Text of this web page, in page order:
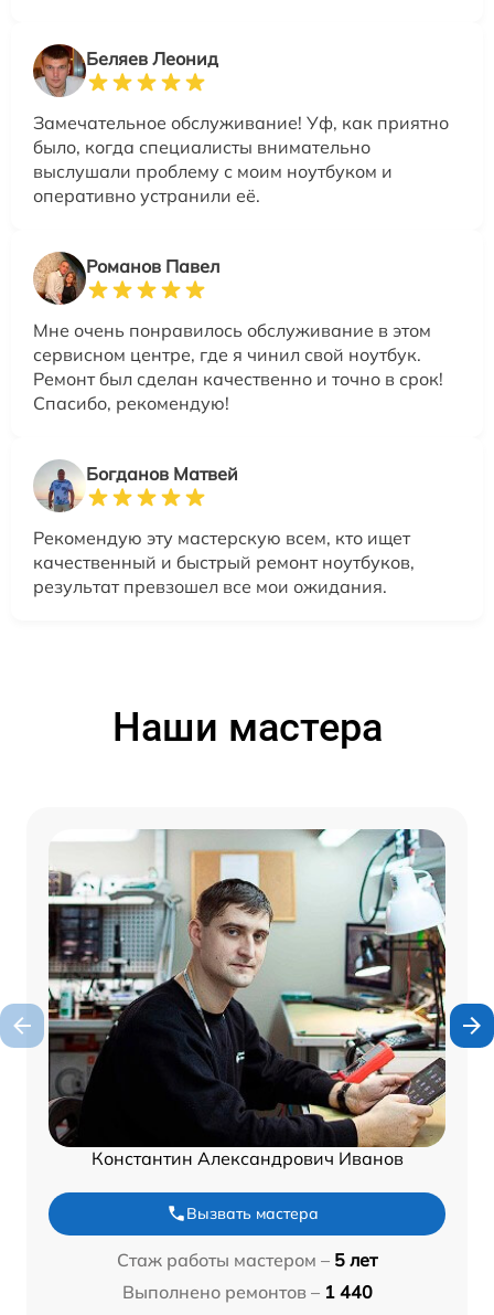
Беляев Леонид
Замечательное обслуживание! Уф, как приятно
было, когда специалисты внимательно
выслушали проблему с моим ноутбуком и
оперативно устранили её.
Романов Павел
Мне очень понравилось обслуживание в этом
сервисном центре, где я чинил свой ноутбук.
Ремонт был сделан качественно и точно в срок!
Спасибо, рекомендую!
Богданов Матвей
Рекомендую эту мастерскую всем, кто ищет
качественный и быстрый ремонт ноутбуков,
результат превзошел все мои ожидания.
Наши мастера
Константин Александрович Иванов
Вызвать мастера
Стаж работы мастером – 5 лет
Выполнено ремонтов – 1 440